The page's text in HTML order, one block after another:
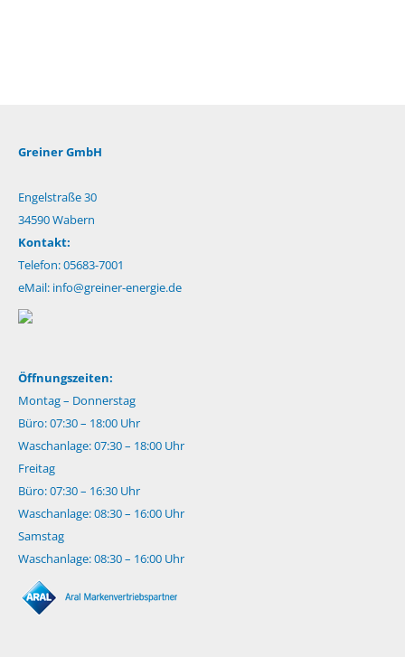
Greiner GmbH
Engelstraße 30
34590 Wabern
Kontakt:
Telefon: 05683-7001
eMail: info@greiner-energie.de
Öffnungszeiten:
Montag – Donnerstag
Büro: 07:30 – 18:00 Uhr
Waschanlage: 07:30 – 18:00 Uhr
Freitag
Büro: 07:30 – 16:30 Uhr
Waschanlage: 08:30 – 16:00 Uhr
Samstag
Waschanlage: 08:30 – 16:00 Uhr